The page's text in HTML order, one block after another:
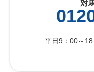
対
平日9：00～